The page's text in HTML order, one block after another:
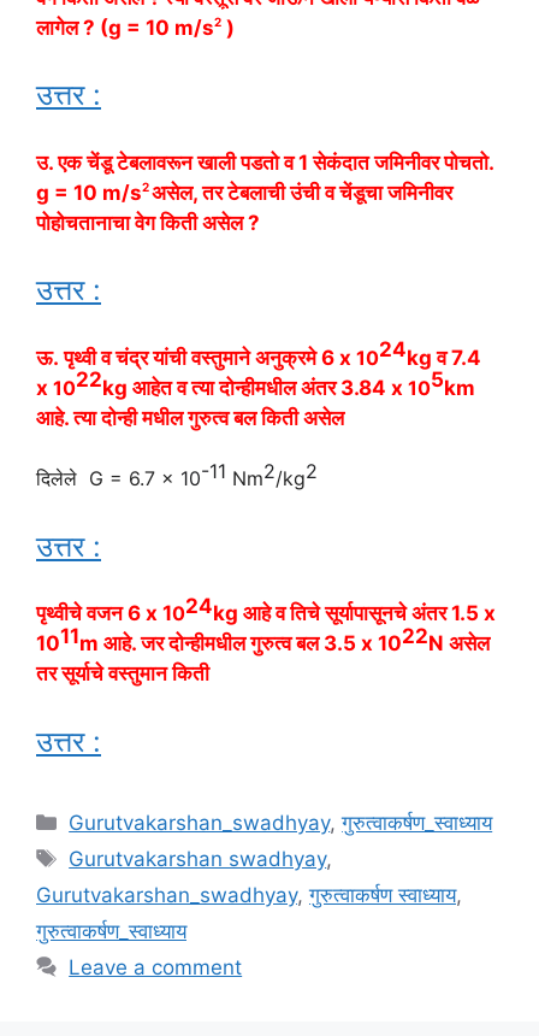
लागेल ? (g = 10 m/s2 )
उत्तर :
उ. एक चेंडू टेबलावरून खाली पडतो व 1 सेकंदात जमिनीवर पोचतो.
g = 10 m/s2असेल, तर टेबलाची उंची व चेंडूचा जमिनीवर
पोहोचतानाचा वेग किती असेल ?
उत्तर :
ऊ.पृथ्वी व चंद्र यांची वस्तुमाने अनुक्रमे 6 x 1024kg व 7.4
x 1022kg आहेत व त्या दोन्हीमधील अंतर 3.84 x 105km
आहे. त्या दोन्ही मधील गुरुत्व बल किती असेल
दिलेले G = 6.7 x 10-11 Nm2/kg2
उत्तर :
पृथ्वीचे वजन 6 x 1024kg आहे व तिचे सूर्यापासूनचे अंतर 1.5 x
1011m आहे. जर दोन्हीमधील गुरुत्व बल 3.5 x 1022N असेल
तर सूर्याचे वस्तुमान किती
उत्तर :
Categories
Gurutvakarshan_swadhyay,गुरुत्वाकर्षण_स्वाध्याय
Tags
Gurutvakarshan swadhyay,
Gurutvakarshan_swadhyay,गुरुत्वाकर्षण स्वाध्याय,
गुरुत्वाकर्षण_स्वाध्याय
Leave a comment